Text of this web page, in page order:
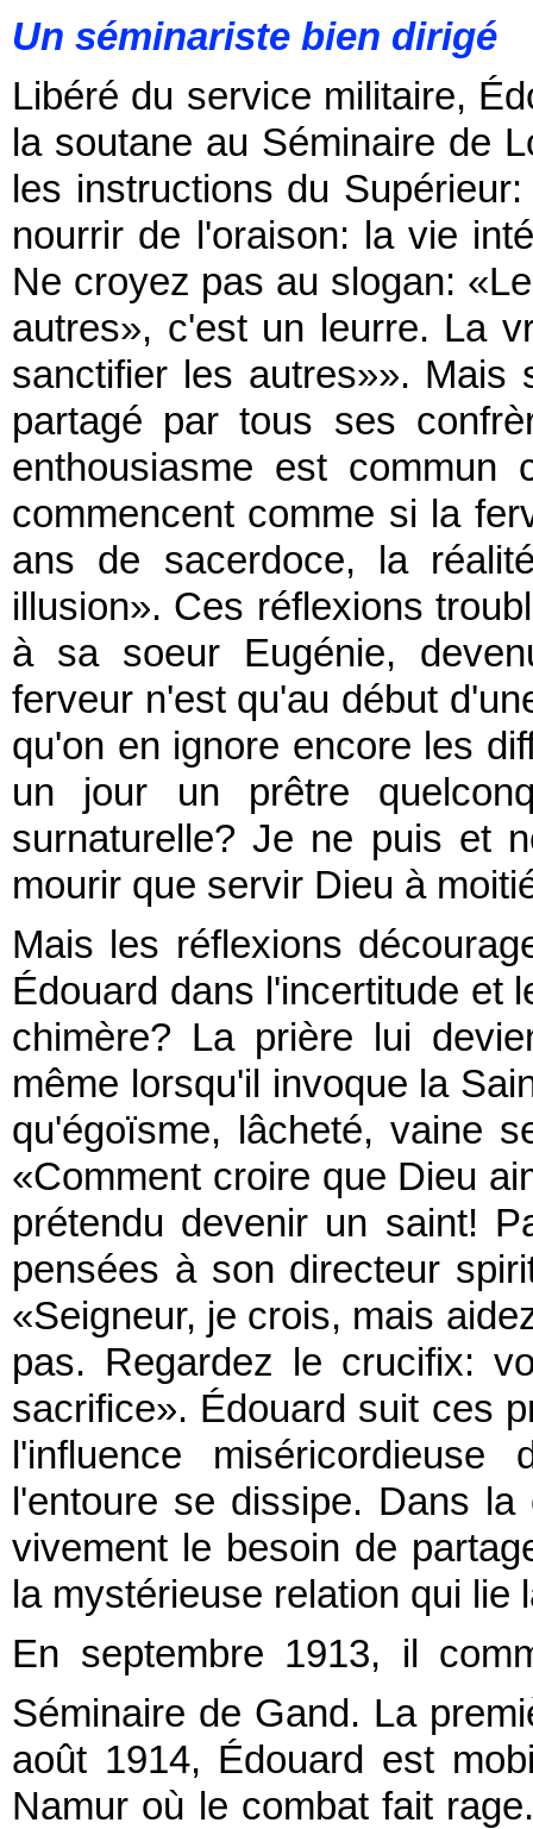
Un séminariste bien dirigé
Libéré du service militaire,
la soutane au Séminaire de
les instructions du
nourrir de l'oraison: la vie
Ne croyez pas au slogan:
autres», c'est un leurre. La
sanctifier les autres»». Mais
partagé par tous ses
enthousiasme est commun
commencent comme si la
ans de sacerdoce, la
illusion». Ces réflexions
à sa soeur Eugénie,
ferveur n'est qu'au début
qu'on en ignore encore les
un jour un prêtre
surnaturelle? Je ne puis et
mourir que servir Dieu à
Mais les réflexions
Édouard dans l'incertitude et
chimère? La prière lui
même lorsqu'il invoque la
qu'égoïsme, lâcheté, vaine
«Comment croire que Dieu
prétendu devenir un saint!
pensées à son directeur
«Seigneur, je crois, mais
pas. Regardez le crucifix:
sacrifice». Édouard suit ces
l'influence
l'entoure se dissipe. Dans
vivement le besoin de
la mystérieuse relation qui lie
En septembre 1913, il
Séminaire de Gand. La
août 1914, Édouard est
Namur où le combat fait